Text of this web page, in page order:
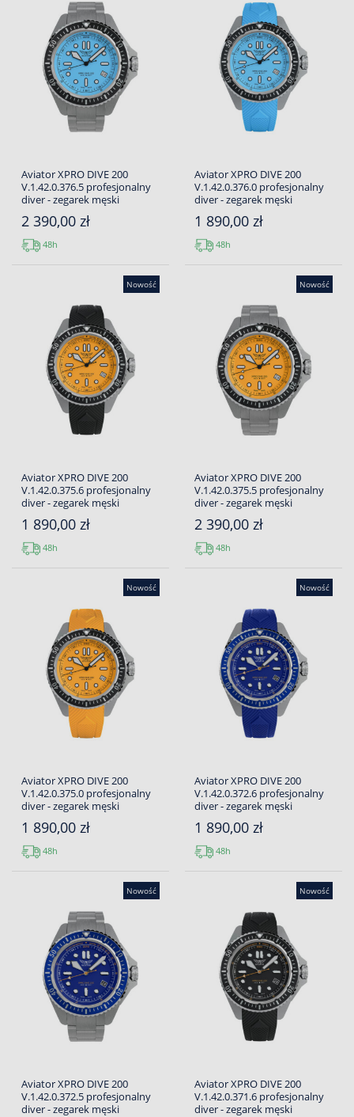
Aviator XPRO DIVE 200
V.1.42.0.376.5 profesjonalny
diver - zegarek męski
2 390,00 zł
48h
Aviator XPRO DIVE 200
V.1.42.0.376.0 profesjonalny
diver - zegarek męski
1 890,00 zł
48h
Nowość
Aviator XPRO DIVE 200
V.1.42.0.375.6 profesjonalny
diver - zegarek męski
1 890,00 zł
48h
Nowość
Aviator XPRO DIVE 200
V.1.42.0.375.5 profesjonalny
diver - zegarek męski
2 390,00 zł
48h
Nowość
Aviator XPRO DIVE 200
V.1.42.0.375.0 profesjonalny
diver - zegarek męski
1 890,00 zł
48h
Nowość
Aviator XPRO DIVE 200
V.1.42.0.372.6 profesjonalny
diver - zegarek męski
1 890,00 zł
48h
Nowość
Aviator XPRO DIVE 200
V.1.42.0.372.5 profesjonalny
diver - zegarek męski
Nowość
Aviator XPRO DIVE 200
V.1.42.0.371.6 profesjonalny
diver - zegarek męski